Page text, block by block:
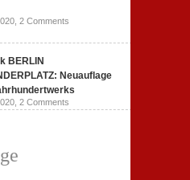
2 Comments
BERLIN
Neuauflage
2 Comments